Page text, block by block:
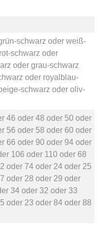
schwarz oder weiß-
rot-schwarz oder
oder grau-schwarz
oder royalblau-
schwarz oder oliv-
46 oder 48 oder 50oder
56 oder 58 oder 60oder
66 oder 90oder 94oder
106 oder 110oder 68
oder 74oder 24oder 25
oder 28 oder 29 oder
34oder 32 oder 33
oder 23 oder 84oder 88